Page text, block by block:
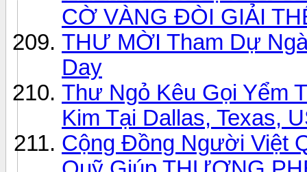
CỜ VÀNG ĐÒI GIẢI
THƯ MỜI Tham Dự
Day
Thư Ngỏ Kêu Gọi Yểm
Kim Tại Dallas, Texas,
Cộng Đồng Người Việt